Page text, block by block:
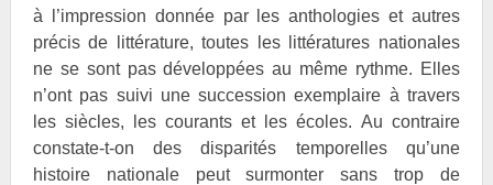
à l’impression donnée par les anthologies et autres
précis de littérature, toutes les littératures nationales
ne se sont pas développées au même rythme. Elles
n’ont pas suivi une succession exemplaire à travers
les siècles, les courants et les écoles. Au contraire
constate-t-on des disparités temporelles qu’une
histoire nationale peut surmonter sans trop de